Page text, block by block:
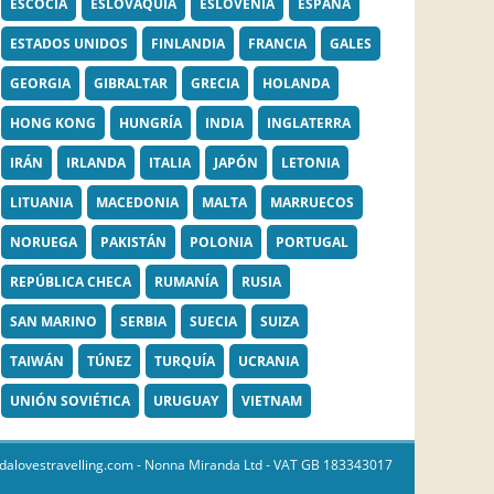
ESCOCIA ESLOVAQUIA ESLOVENIA ESPAÑA
ESTADOS UNIDOS FINLANDIA FRANCIA GALES
GEORGIA GIBRALTAR GRECIA HOLANDA
HONG KONG HUNGRÍA INDIA INGLATERRA
IRÁN IRLANDA ITALIA JAPÓN LETONIA
LITUANIA MACEDONIA MALTA MARRUECOS
NORUEGA PAKISTÁN POLONIA PORTUGAL
REPÚBLICA CHECA RUMANÍA RUSIA
SAN MARINO SERBIA SUECIA SUIZA
TAIWÁN TÚNEZ TURQUÍA UCRANIA
UNIÓN SOVIÉTICA URUGUAY VIETNAM
- Nonna Miranda Ltd - VAT GB 183343017